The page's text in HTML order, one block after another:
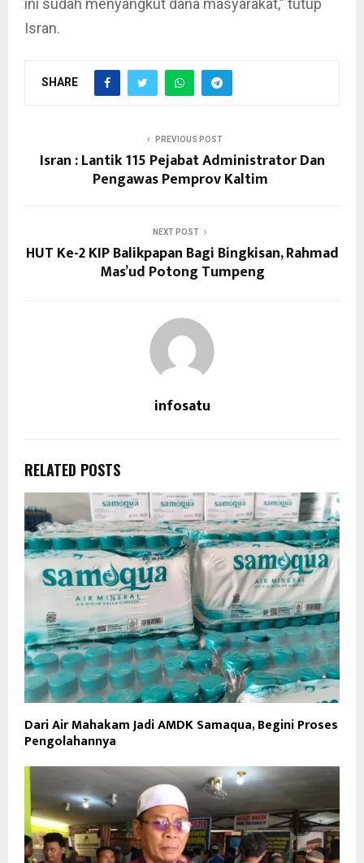
ini sudah menyangkut dana masyarakat,” tutup
Isran.
SHARE
PREVIOUS POST
Isran : Lantik 115 Pejabat Administrator Dan
Pengawas Pemprov Kaltim
NEXT POST
HUT Ke-2 KIP Balikpapan Bagi Bingkisan, Rahmad
Mas’ud Potong Tumpeng
infosatu
RELATED POSTS
Dari Air Mahakam Jadi AMDK Samaqua, Begini Proses
Pengolahannya